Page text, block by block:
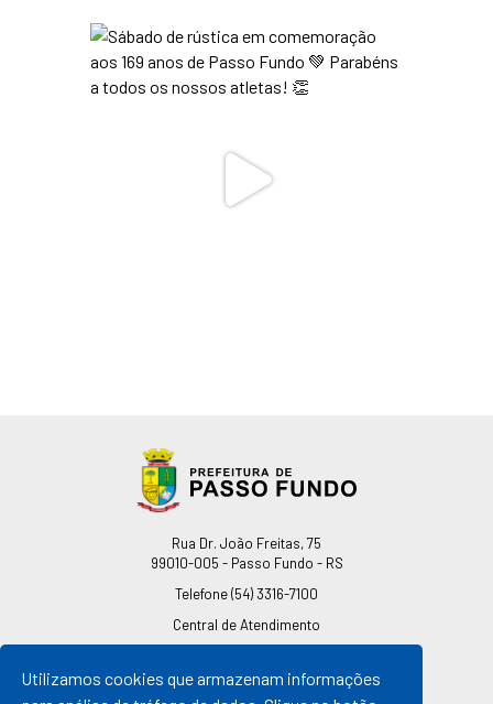
Utilizamos cookies que armazenam informações
Endereço
Rua Dr. João Freitas, 75
99010-005 - Passo Fundo - RS
Telefone(54) 3316-7100
Central de Atendimento
0800 541 7100